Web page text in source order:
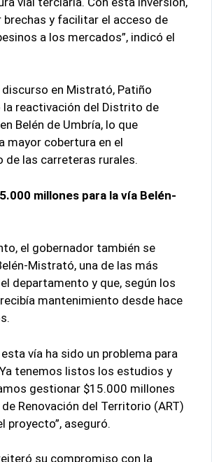
brechas y facilitar el acceso de
a los mercados”, indicó el
discurso en Mistrató, Patiño
la reactivación del Distrito de
Belén de Umbría, lo que
mayor cobertura en el
de las carreteras rurales.
millones para la vía Belén-
el gobernador también se
Mistrató, una de las más
departamento y que, según los
mantenimiento desde hace
vía ha sido un problema para
tenemos listos los estudios y
gestionar $15.000 millones
Renovación del Territorio (ART)
proyecto”, aseguró.
su compromiso con la